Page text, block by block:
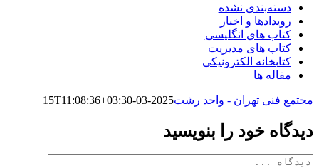
دسته‌بندی نشده
رویدادها و اخبار
کتاب های انگلیسی
کتاب های مدیریت
کتابخانه الکترونیکی
مقاله ها
مجتمع فنی تهران - واحد رشت2025-03-15T11:08:36+03:30
دیدگاه خود را بنویسید
دیدگاه